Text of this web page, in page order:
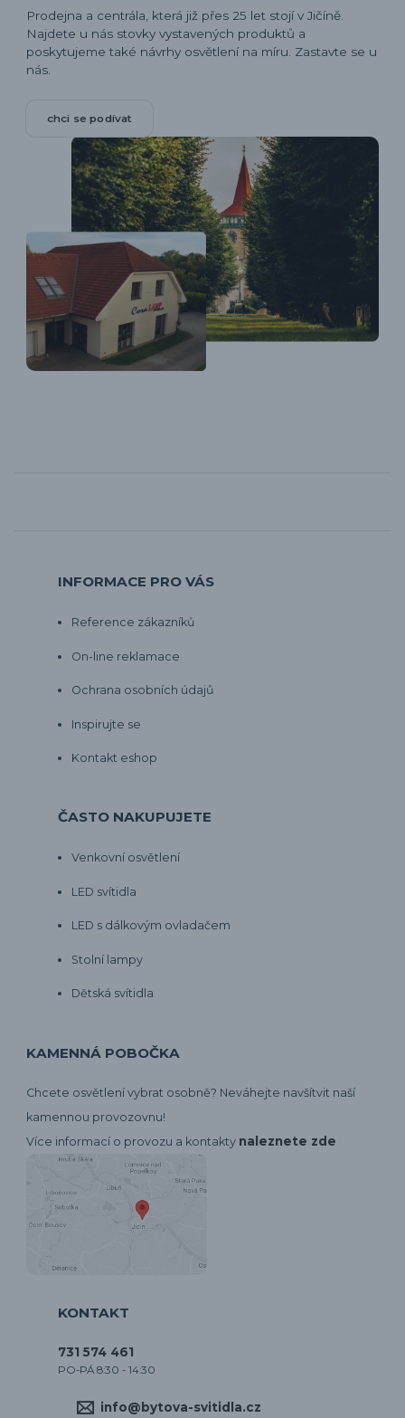
Prodejna a centrála, která již přes 25 let stojí v Jičíně.
Najdete u nás stovky vystavených produktů a
poskytujeme také návrhy osvětlení na míru. Zastavte se u
nás.
chci se podívat
INFORMACE PRO VÁS
Reference zákazníků
On-line reklamace
Ochrana osobních údajů
Inspirujte se
Kontakt eshop
ČASTO NAKUPUJETE
Venkovní osvětlení
LED svítidla
LED s dálkovým ovladačem
Stolní lampy
Dětská svítidla
KAMENNÁ POBOČKA
Chcete osvětlení vybrat osobně? Neváhejte navšítvit naší
kamennou provozovnu!
Více informací o provozu a kontakty naleznete zde
KONTAKT
731 574 461
PO-PÁ 8:30 - 14:30
info@bytova-svitidla.cz